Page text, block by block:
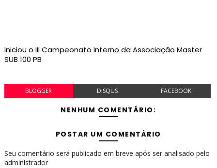
Iniciou o III Campeonato Interno da Associação Master
SUB 100 PB
BLOGGER DISQUS FACEBOOK
NENHUM COMENTÁRIO:
POSTAR UM COMENTÁRIO
Seu comentário será publicado em breve após ser analisado pelo
administrador